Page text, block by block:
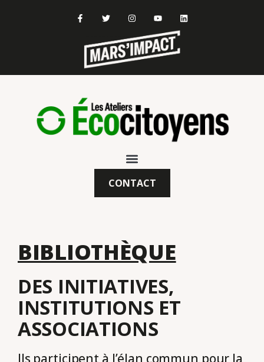
CONTACT
BIBLIOTHÈQUE
DES INITIATIVES,
INSTITUTIONS ET
ASSOCIATIONS
Ils participent à l’élan commun pour la